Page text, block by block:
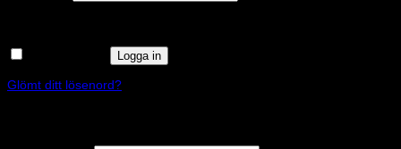
Logga in
Glömt ditt lösenord?